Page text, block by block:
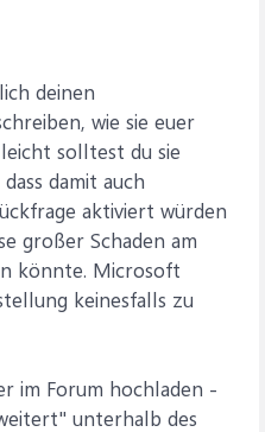
deinen
wie sie euer
solltest du sie
damit auch
aktiviert würden
großer Schaden am
könnte. Microsoft
keinesfalls zu
im Forum hochladen -
unterhalb des